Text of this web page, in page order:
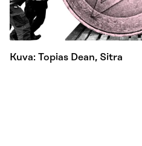
Kuva: Topias Dean, Sitra